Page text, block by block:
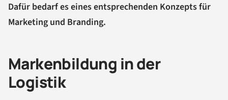
Dafür bedarf es eines entsprechenden Konzepts für
Marketing und Branding.
Markenbildung in der
Logistik